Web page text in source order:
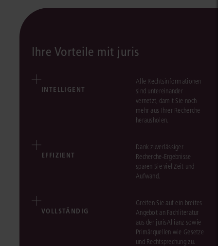
Ihre Vorteile mit juris
INTELLIGENT
Alle Rechtsinformationen
sind untereinander
vernetzt, damit Sie noch
mehr aus Ihrer Recherche
herausholen.
EFFIZIENT
Dank zuverlässiger
Recherche-Ergebnisse
sparen Sie viel Zeit und
Aufwand.
VOLLSTÄNDIG
Greifen Sie auf ein breites
Angebot an Fachliteratur
aus der jurisAllianz sowie
Primärquellen wie Gesetze
und Rechtsprechung zu.